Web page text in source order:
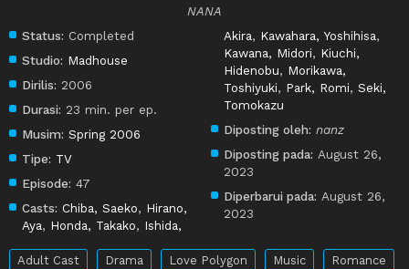
NANA
Status: Completed
Studio: Madhouse
Dirilis: 2006
Durasi: 23 min. per ep.
Musim: Spring 2006
Tipe: TV
Episode: 47
Casts: Chiba, Saeko, Hirano,
Aya, Honda, Takako, Ishida,
Akira, Kawahara, Yoshihisa,
Kawana, Midori, Kiuchi,
Hidenobu, Morikawa,
Toshiyuki, Park, Romi,Seki,
Tomokazu
Diposting oleh: nanz
Diposting pada: August 26,
2023
Diperbarui pada: August 26,
2023
Adult Cast Drama Love Polygon Music
Romance